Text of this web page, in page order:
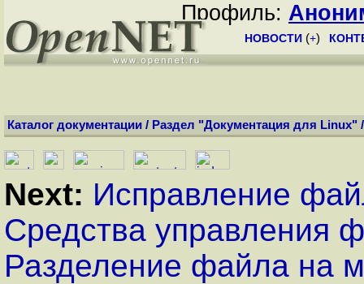
Профиль:
НОВОСТИ (+)
Каталог документации / Раздел "Документация для Linux"
Next: Исправление
Средства управления
Разделение файла на